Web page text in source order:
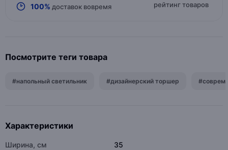
100% доставок вовремя рейтинг товаров
Посмотрите теги товара
#напольный светильник #дизайнерский торшер
Характеристики
Ширина, см 35